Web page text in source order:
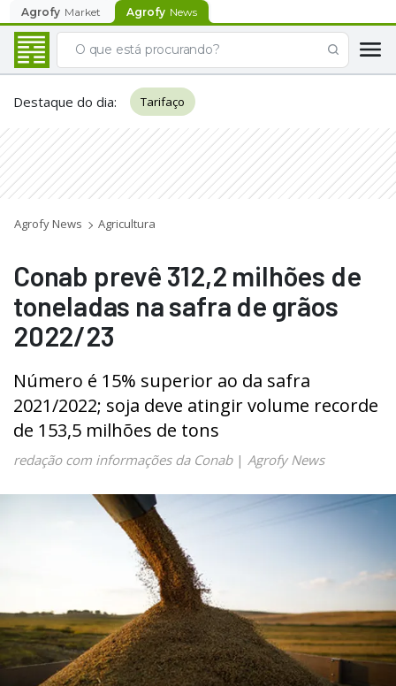
Agrofy Market Agrofy News
Destaque do dia: Tarifaço
Agrofy News Agricultura
Conab prevê 312,2 milhões de
toneladas na safra de grãos
2022/23
Número é 15% superior ao da safra
2021/2022; soja deve atingir volume recorde
de 153,5 milhões de tons
redação com informações da Conab| Agrofy News